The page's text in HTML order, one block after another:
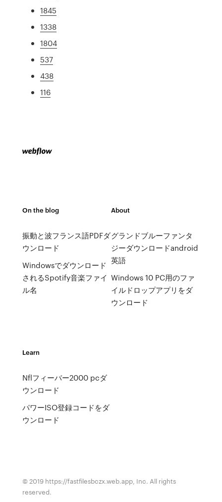
1845
1338
1804
537
438
116
On the blog
振動と波フランス語PDFダ
ウンロード
Windowsでダウンロード
されるSpotify音楽ファイ
ル名
About
グランドブルーファンタ
ジーダウンロードandroid
英語
Windows 10 PC用のファ
イルドロップアプリをダ
ウンロード
Learn
Nflフィーバー2000 pcダ
ウンロード
パワーISO登録コードをダ
ウンロード
© 2019 https://fastfilesbczx.web.app, Inc. All rights
reserved.